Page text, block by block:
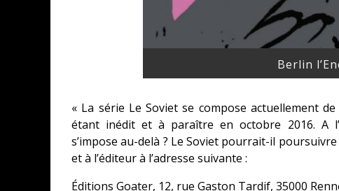
Berlin
« La série Le Soviet se compose actuellement
étant inédit et à paraître en octobre 2016. A
s’impose au-delà ? Le Soviet pourrait-il
et à l’éditeur à l’adresse suivante :
Éditions Goater, 12, rue Gaston Tardif, 35000